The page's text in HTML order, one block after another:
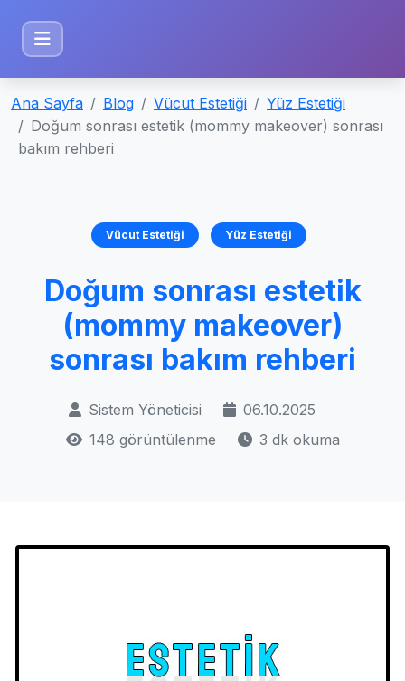
Ana Sayfa Blog Vücut Estetiği
Yüz Estetiği
Doğum sonrası estetik (mommy makeover) sonrası
bakım rehberi
Vücut Estetiği Yüz Estetiği
Doğum sonrası estetik
(mommy makeover)
sonrası bakım rehberi
Sistem Yöneticisi
06.10.2025
148 görüntülenme
3 dk okuma